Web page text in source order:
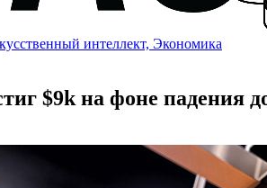
интеллект, Экономика
$9k на фоне падения